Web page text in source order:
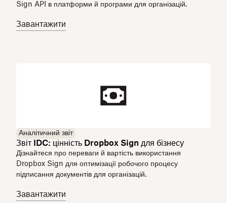
Sign API в платформи й програми для організацій.
Завантажити
Аналітичний звіт
Звіт IDC: цінність Dropbox Sign для бізнесу
Дізнайтеся про переваги й вартість використання
Dropbox Sign для оптимізації робочого процесу
підписання документів для організацій.
Завантажити